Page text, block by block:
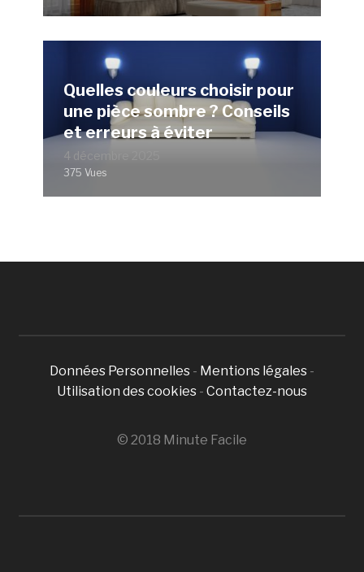
Quelles couleurs choisir pour
une pièce sombre ? Conseils
et erreurs à éviter
4 décembre 2025
375 Vues
Données Personnelles - Mentions légales -
Utilisation des cookies - Contactez-nous
© 2018 Minute Facile